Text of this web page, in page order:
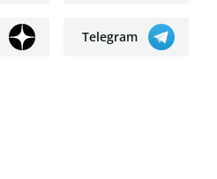
Telegram